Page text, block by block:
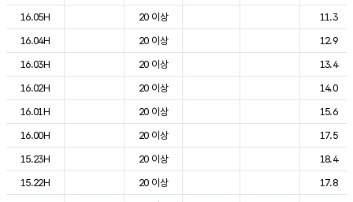
16.05H
20 이상
11.3
16.04H
20 이상
12.9
16.03H
20 이상
13.4
16.02H
20 이상
14.0
16.01H
20 이상
15.6
16.00H
20 이상
17.5
15.23H
20 이상
18.4
15.22H
20 이상
17.8